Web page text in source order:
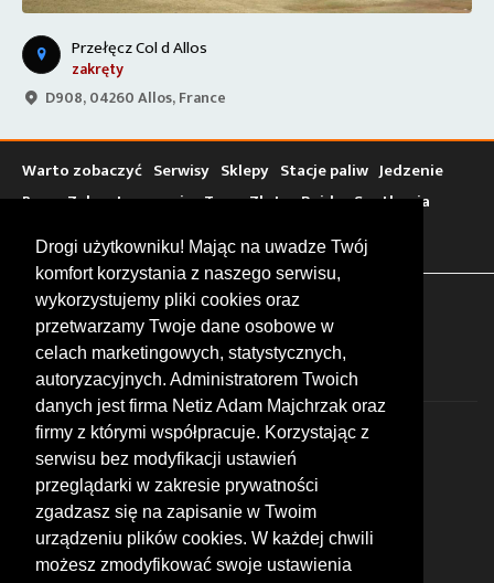
Drogi użytkowniku! Mając na uwadze Twój
komfort korzystania z naszego serwisu,
wykorzystujemy pliki cookies oraz
przetwarzamy Twoje dane osobowe w
celach marketingowych, statystycznych,
autoryzacyjnych. Administratorem Twoich
danych jest firma Netiz Adam Majchrzak oraz
firmy z którymi współpracuje. Korzystając z
serwisu bez modyfikacji ustawień
przeglądarki w zakresie prywatności
zgadzasz się na zapisanie w Twoim
urządzeniu plików cookies. W każdej chwili
możesz zmodyfikować swoje ustawienia
Przełęcz Col d Allos
zakręty
D908, 04260 Allos, France
Warto zobaczyć Serwisy Sklepy Stacje paliw Jedzenie
Bary Zakwaterowanie Tory Zloty Rajdy Spotkania
Targi
Giełdy Szkolenia
FOLLOW US
© 2026 by MotoWhizzer.com
All rights reserved.